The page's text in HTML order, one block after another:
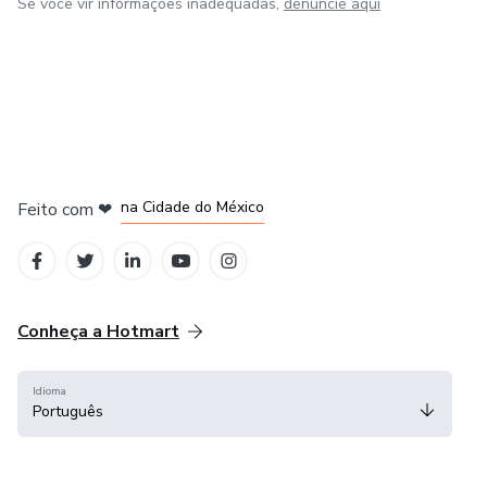
Feito com ❤ na Cidade do México
Conheça a Hotmart
Idioma
Português